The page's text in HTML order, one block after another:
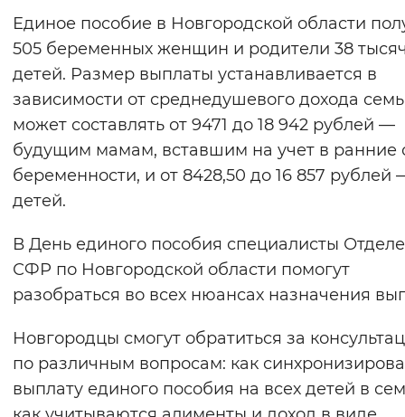
Изображения
Включены Выключены
Звуковой ассистент
Воспроизвести Остановить
Единое пособие в Новгородской области
505 беременных женщин и родители 38
детей. Размер выплаты устанавливается в
зависимости от среднедушевого дохода
может составлять от 9471 до 18 942 рублей —
будущим мамам, вставшим на учет в ранние
беременности, и от 8428,50 до 16 857 рублей
детей.
В День единого пособия специалисты
СФР по Новгородской области помогут
разобраться во всех нюансах назначения
Новгородцы смогут обратиться за
по различным вопросам: как
выплату единого пособия на всех детей в